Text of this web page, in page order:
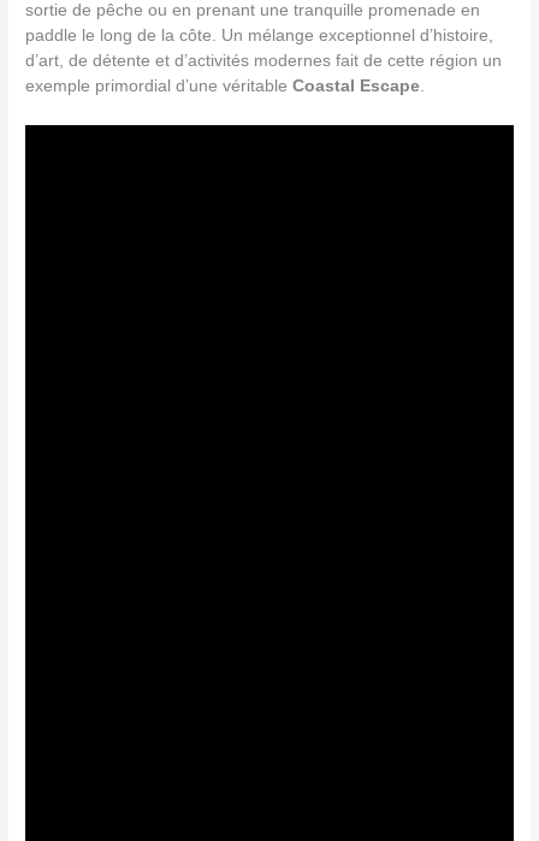
sortie de pêche ou en prenant une tranquille promenade en
paddle le long de la côte. Un mélange exceptionnel d’histoire,
d’art, de détente et d’activités modernes fait de cette région un
exemple primordial d’une véritableCoastal Escape.